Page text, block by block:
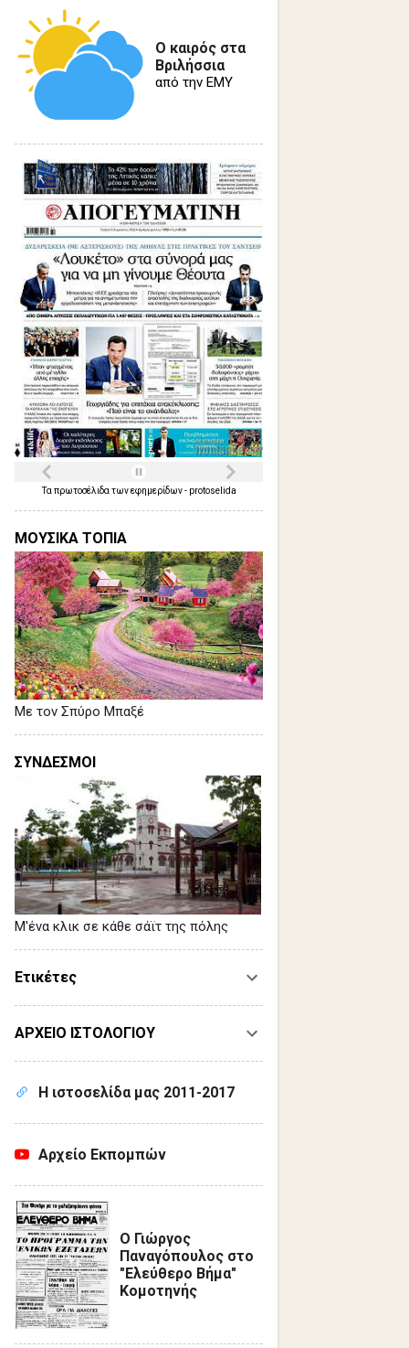
Ο καιρός στα
Βριλήσσια
από την ΕΜΥ
Τα πρωτοσέλιδα τωνεφημερίδων- protoselida
ΜΟΥΣΙΚΑ ΤΟΠΙΑ
Με τον Σπύρο Μπαξέ
ΣΥΝΔΕΣΜΟΙ
Μ'ένα κλικ σε κάθε σάϊτ της πόλης
Ετικέτες
ΑΡΧΕΙΟ ΙΣΤΟΛΟΓΙΟΥ
Η ιστοσελίδα μας 2011-2017
Αρχείο Εκπομπών
Ο Γιώργος
Παναγόπουλος στο
"Ελεύθερο Βήμα"
Κομοτηνής